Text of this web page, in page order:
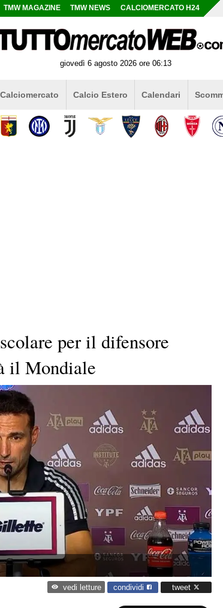
TMW MAGAZINE TMW NEWS CALCIOMERCATO H24
giovedì 6 agosto 2026 ore 06:13
Calciomercato Calcio Estero Calendari
per il difensore
il Mondiale
vedi letture condividi tweet